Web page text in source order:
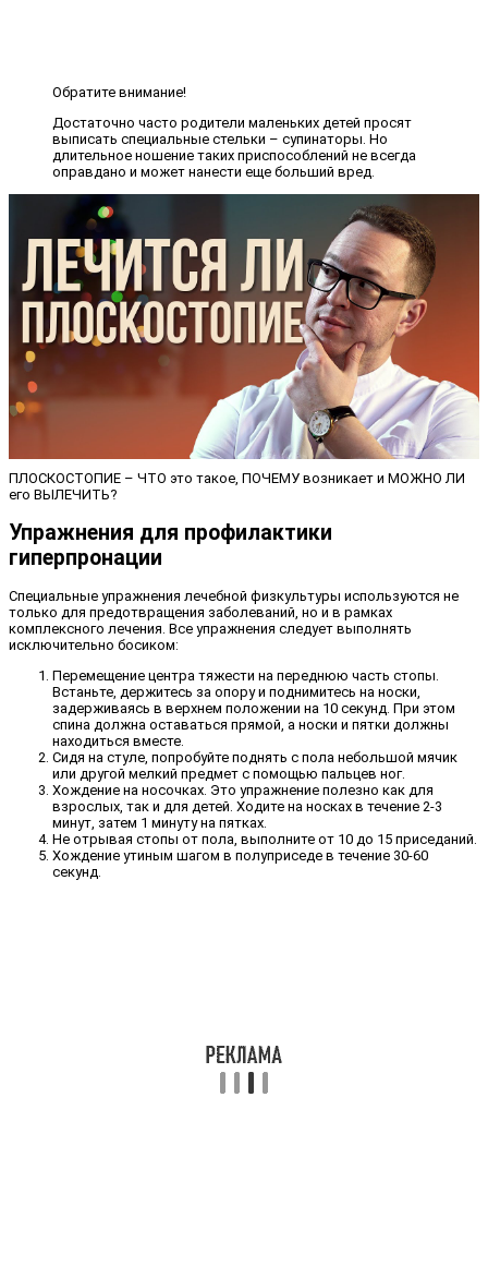
Обратите внимание!
Достаточно часто родители маленьких детей просят
выписать специальные стельки – супинаторы. Но
длительное ношение таких приспособлений не всегда
оправдано и может нанести еще больший вред.
ПЛОСКОСТОПИЕ – ЧТО это такое, ПОЧЕМУ возникает и МОЖНО ЛИ
его ВЫЛЕЧИТЬ?
Упражнения для профилактики
гиперпронации
Специальные упражнения лечебной физкультуры используются не
только для предотвращения заболеваний, но и в рамках
комплексного лечения. Все упражнения следует выполнять
исключительно босиком:
Перемещение центра тяжести на переднюю часть стопы.
Встаньте, держитесь за опору и поднимитесь на носки,
задерживаясь в верхнем положении на 10 секунд. При этом
спина должна оставаться прямой, а носки и пятки должны
находиться вместе.
Сидя на стуле, попробуйте поднять с пола небольшой мячик
или другой мелкий предмет с помощью пальцев ног.
Хождение на носочках. Это упражнение полезно как для
взрослых, так и для детей. Ходите на носках в течение 2-3
минут, затем 1 минуту на пятках.
Не отрывая стопы от пола, выполните от 10 до 15 приседаний.
Хождение утиным шагом в полуприседе в течение 30-60
секунд.